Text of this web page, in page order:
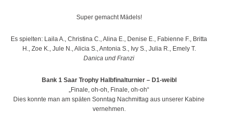
Super gemacht Mädels!
Es spielten: Laila A., Christina C., Alina E., Denise E., Fabienne F., Britta
H., Zoe K., Jule N., Alicia S., Antonia S., Ivy S., Julia R., Emely T.
Danica und Franzi
Bank 1 Saar Trophy Halbfinalturnier – D1-weibl
„Finale, oh-oh, Finale, oh-oh“
Dies konnte man am späten Sonntag Nachmittag aus unserer Kabine
vernehmen.